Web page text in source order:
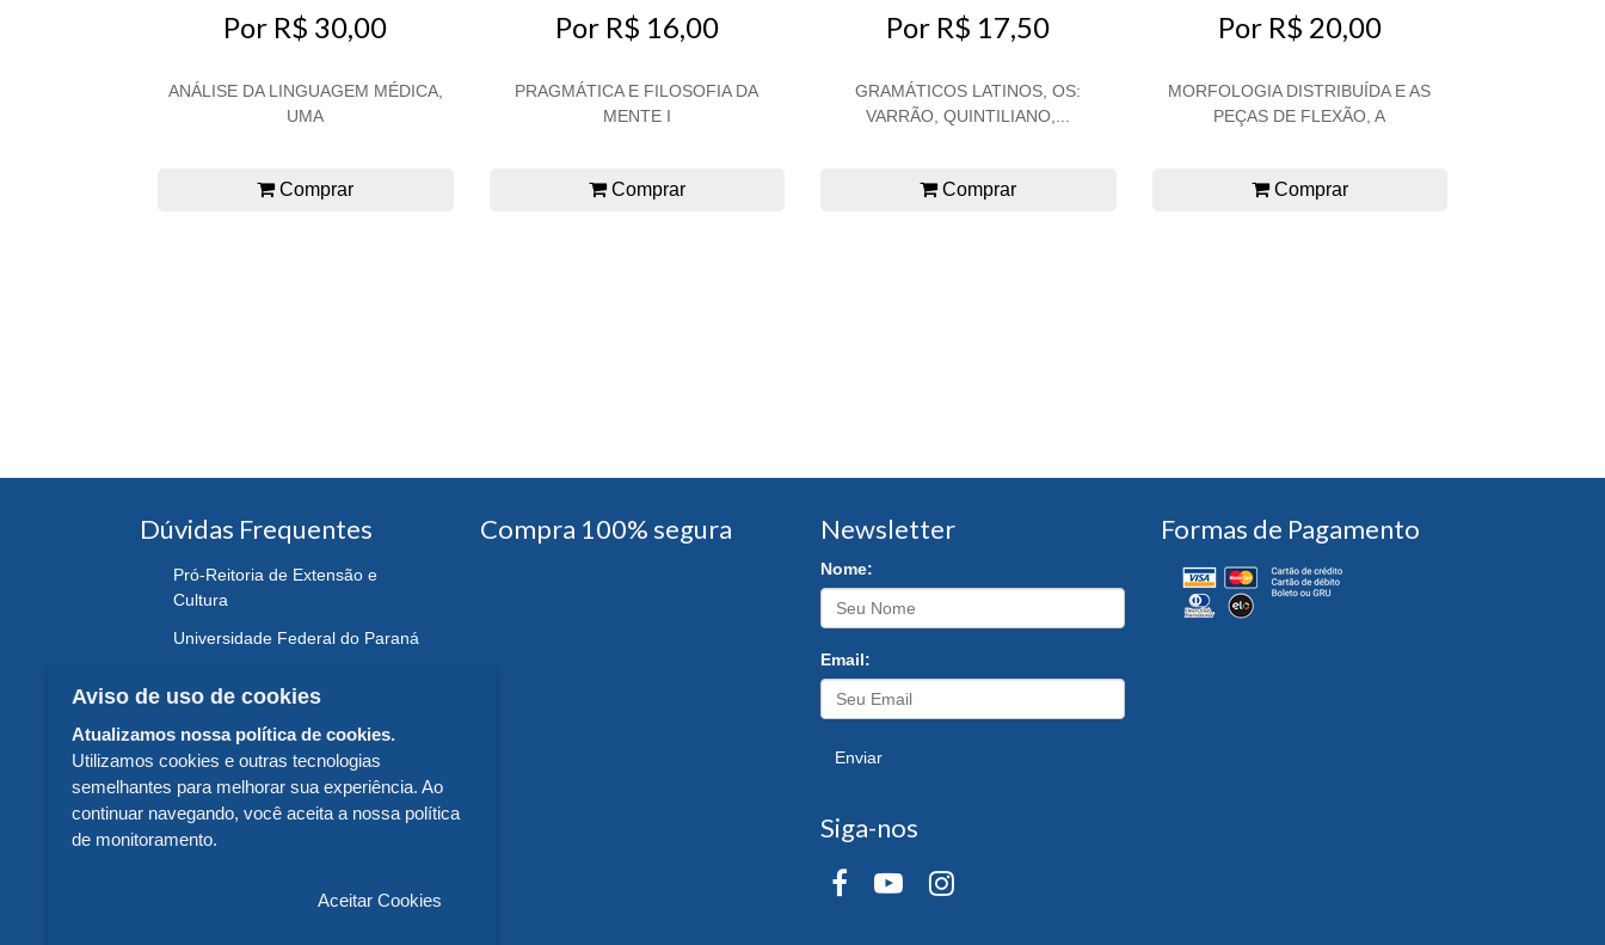
Por R$ 30,00
ANÁLISE DA LINGUAGEM MÉDICA,
UMA
Comprar
Por R$ 16,00
PRAGMÁTICA E FILOSOFIA DA
MENTE I
Comprar
Por R$ 17,50
GRAMÁTICOS LATINOS, OS:
VARRÃO, QUINTILIANO,...
Comprar
Por R$ 20,00
MORFOLOGIA DISTRIBUÍDA E AS
PEÇAS DE FLEXÃO, A
Comprar
Dúvidas Frequentes
Pró-Reitoria de Extensão e
Cultura
Universidade Federal do Paraná
Compra 100% segura Newsletter
Nome:
Email:
Enviar
Siga-nos
Formas de Pagamento
Aviso de uso de cookies
Atualizamos nossa política de cookies.
Utilizamos cookies e outras tecnologias
semelhantes para melhorar sua experiência. Ao
continuar navegando, você aceita a nossa política
de monitoramento.
Aceitar Cookies